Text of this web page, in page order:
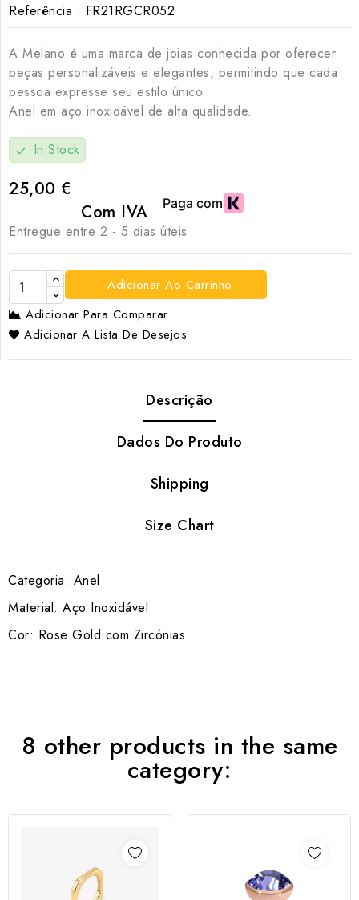
Referência : FR21RGCR052
A Melano é uma marca de joias conhecida por oferecer
peças personalizáveis ​​e elegantes, permitindo que cada
pessoa expresse seu estilo único.
Anel em aço inoxidável de alta qualidade.
check In Stock
25,00 €
Com IVA
Entregue entre 2 - 5 dias úteis
Adicionar Ao Carrinho
Adicionar Para Comparar
Adicionar A Lista De Desejos
Descrição
Dados Do Produto
Shipping
Size Chart
Categoria: Anel
Material: Aço Inoxidável
Cor: Rose Gold com Zircónias
8 other products in the same
category: